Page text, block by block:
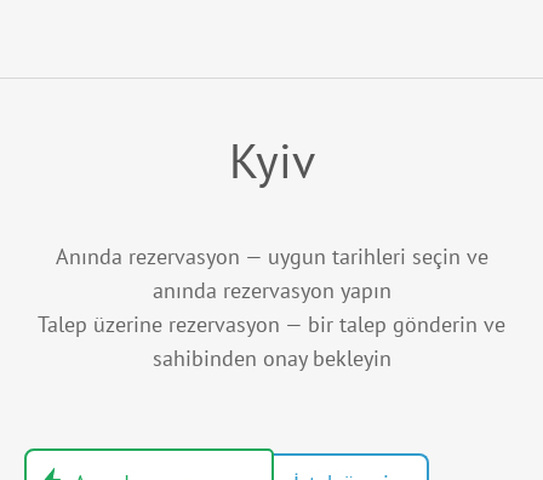
Kyiv
Anında rezervasyon — uygun tarihleri seçin ve
anında rezervasyon yapın
Talep üzerine rezervasyon — bir talep gönderin ve
sahibinden onay bekleyin